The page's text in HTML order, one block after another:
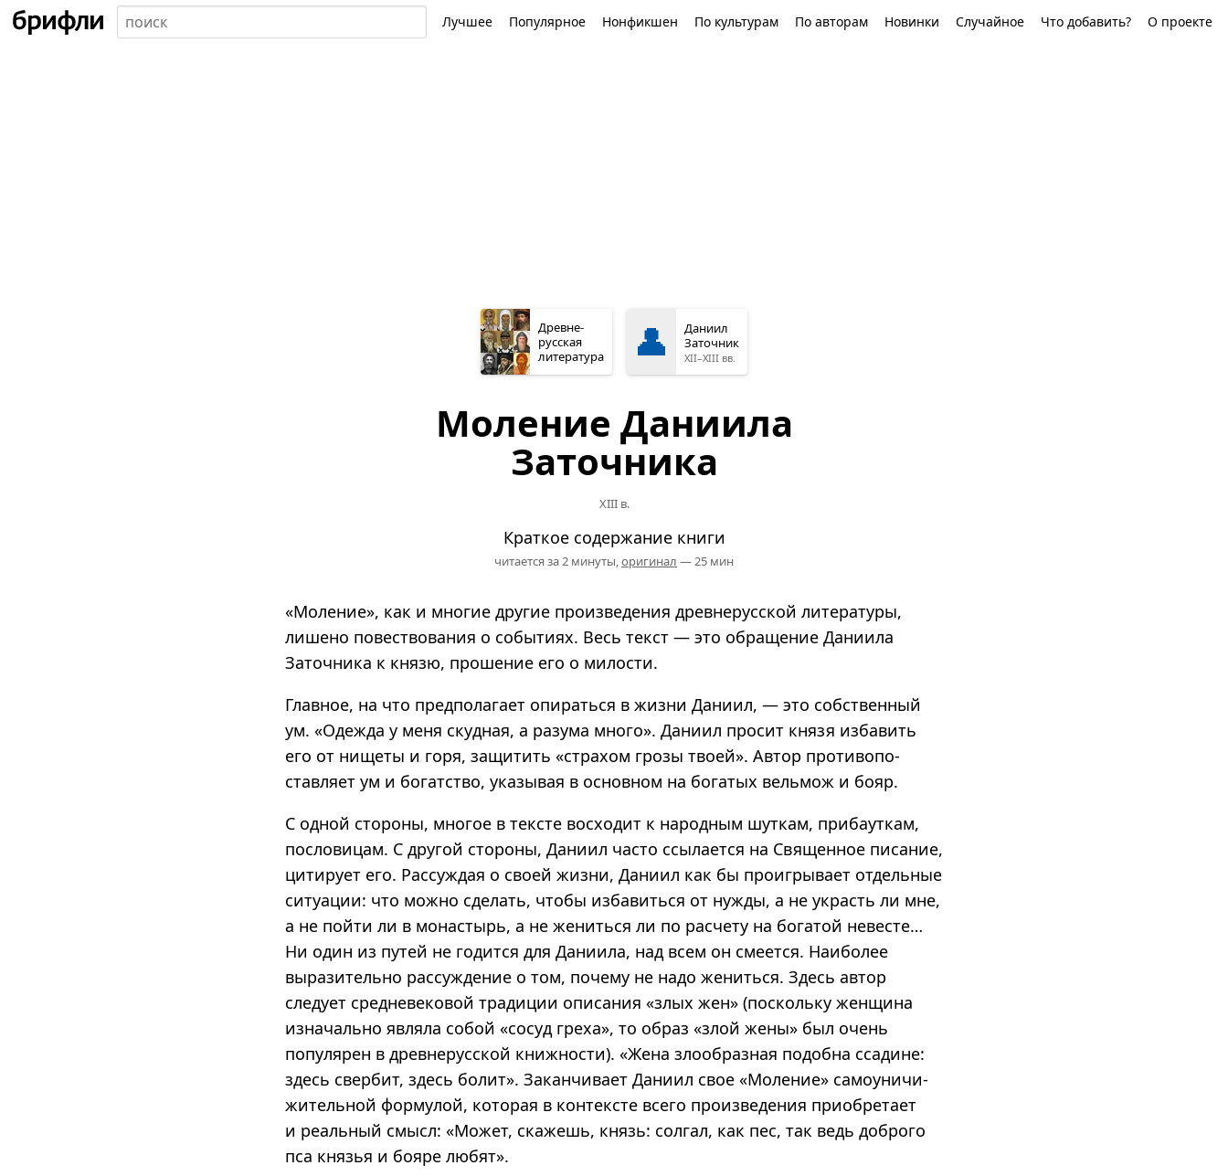
Лучшее Популярное Нонфикшен По культурам По авторам Новинки Случайное Что добавить? О проекте
Древне­
русская
литература
👤
Даниил
Заточник
XII–XIII вв.
Моление Даниила
Заточника
XIII в.
Краткое содержание книги
читается за 2 минуты, оригинал — 25 мин
«Моление», как и многие другие произведения древнерусской литературы,
лишено повествования о событиях. Весь текст — это обращение Даниила
Заточника к князю, прошение его о милости.
Главное, на что предполагает опираться в жизни Даниил, — это собственный
ум. «Одежда у меня скудная, а разума много». Даниил просит князя избавить
его от нищеты и горя, защитить «страхом грозы твоей». Автор противо­по­
ставляет ум и богатство, указывая в основном на богатых вельмож и бояр.
С одной стороны, многое в тексте восходит к народным шуткам, прибауткам,
пословицам. С другой стороны, Даниил часто ссылается на Священное писание,
цитирует его. Рассуждая о своей жизни, Даниил как бы проигрывает отдельные
ситуации: что можно сделать, чтобы избавиться от нужды, а не украсть ли мне,
а не пойти ли в монастырь, а не жениться ли по расчету на богатой невесте…
Ни один из путей не годится для Даниила, над всем он смеется. Наиболее
выразительно рассуждение о том, почему не надо жениться. Здесь автор
следует средневековой традиции описания «злых жен» (поскольку женщина
изначально являла собой «сосуд греха», то образ «злой жены» был очень
популярен в древнерусской книжности). «Жена злообразная подобна ссадине:
здесь свербит, здесь болит». Заканчивает Даниил свое «Моление» самоуни­чи­
жи­тельной формулой, которая в контексте всего произведения приобретает
и реальный смысл: «Может, скажешь, князь: солгал, как пес, так ведь доброго
пса князья и бояре любят».